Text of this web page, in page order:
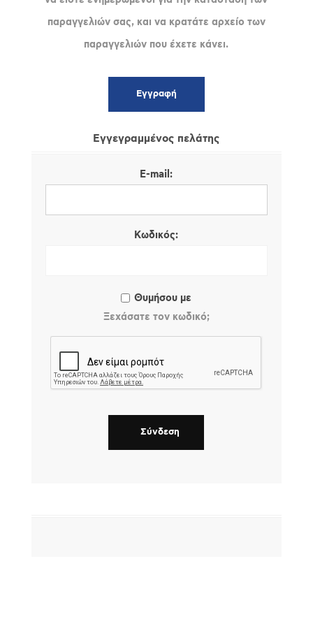
παραγγελιών σας, και να κρατάτε αρχείο των
παραγγελιών που έχετε κάνει.
Εγγεγραμμένος πελάτης
E-mail:
Κωδικός:
Θυμήσου με
Ξεχάσατε τον κωδικό;